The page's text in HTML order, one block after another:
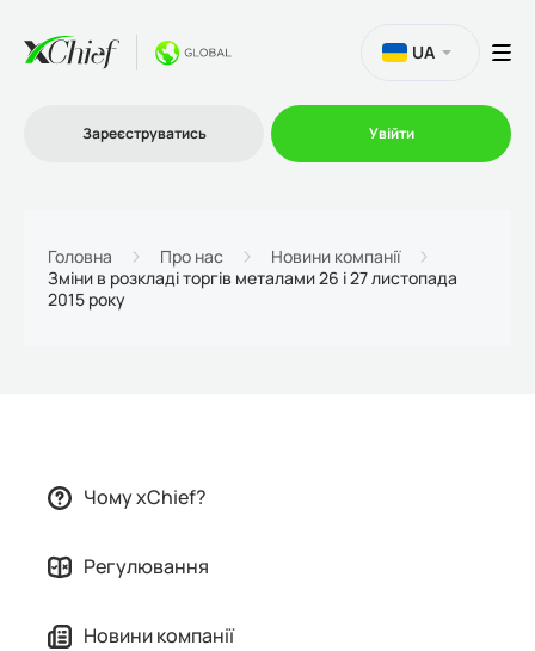
Платформи
UA
Зареєструватись Увійти
Головна Про нас
Новини компанії
Зміни в розкладі торгів металами 26 і 27 листопада
2015 року
Чому xChief?
Регулювання
Новини компанії